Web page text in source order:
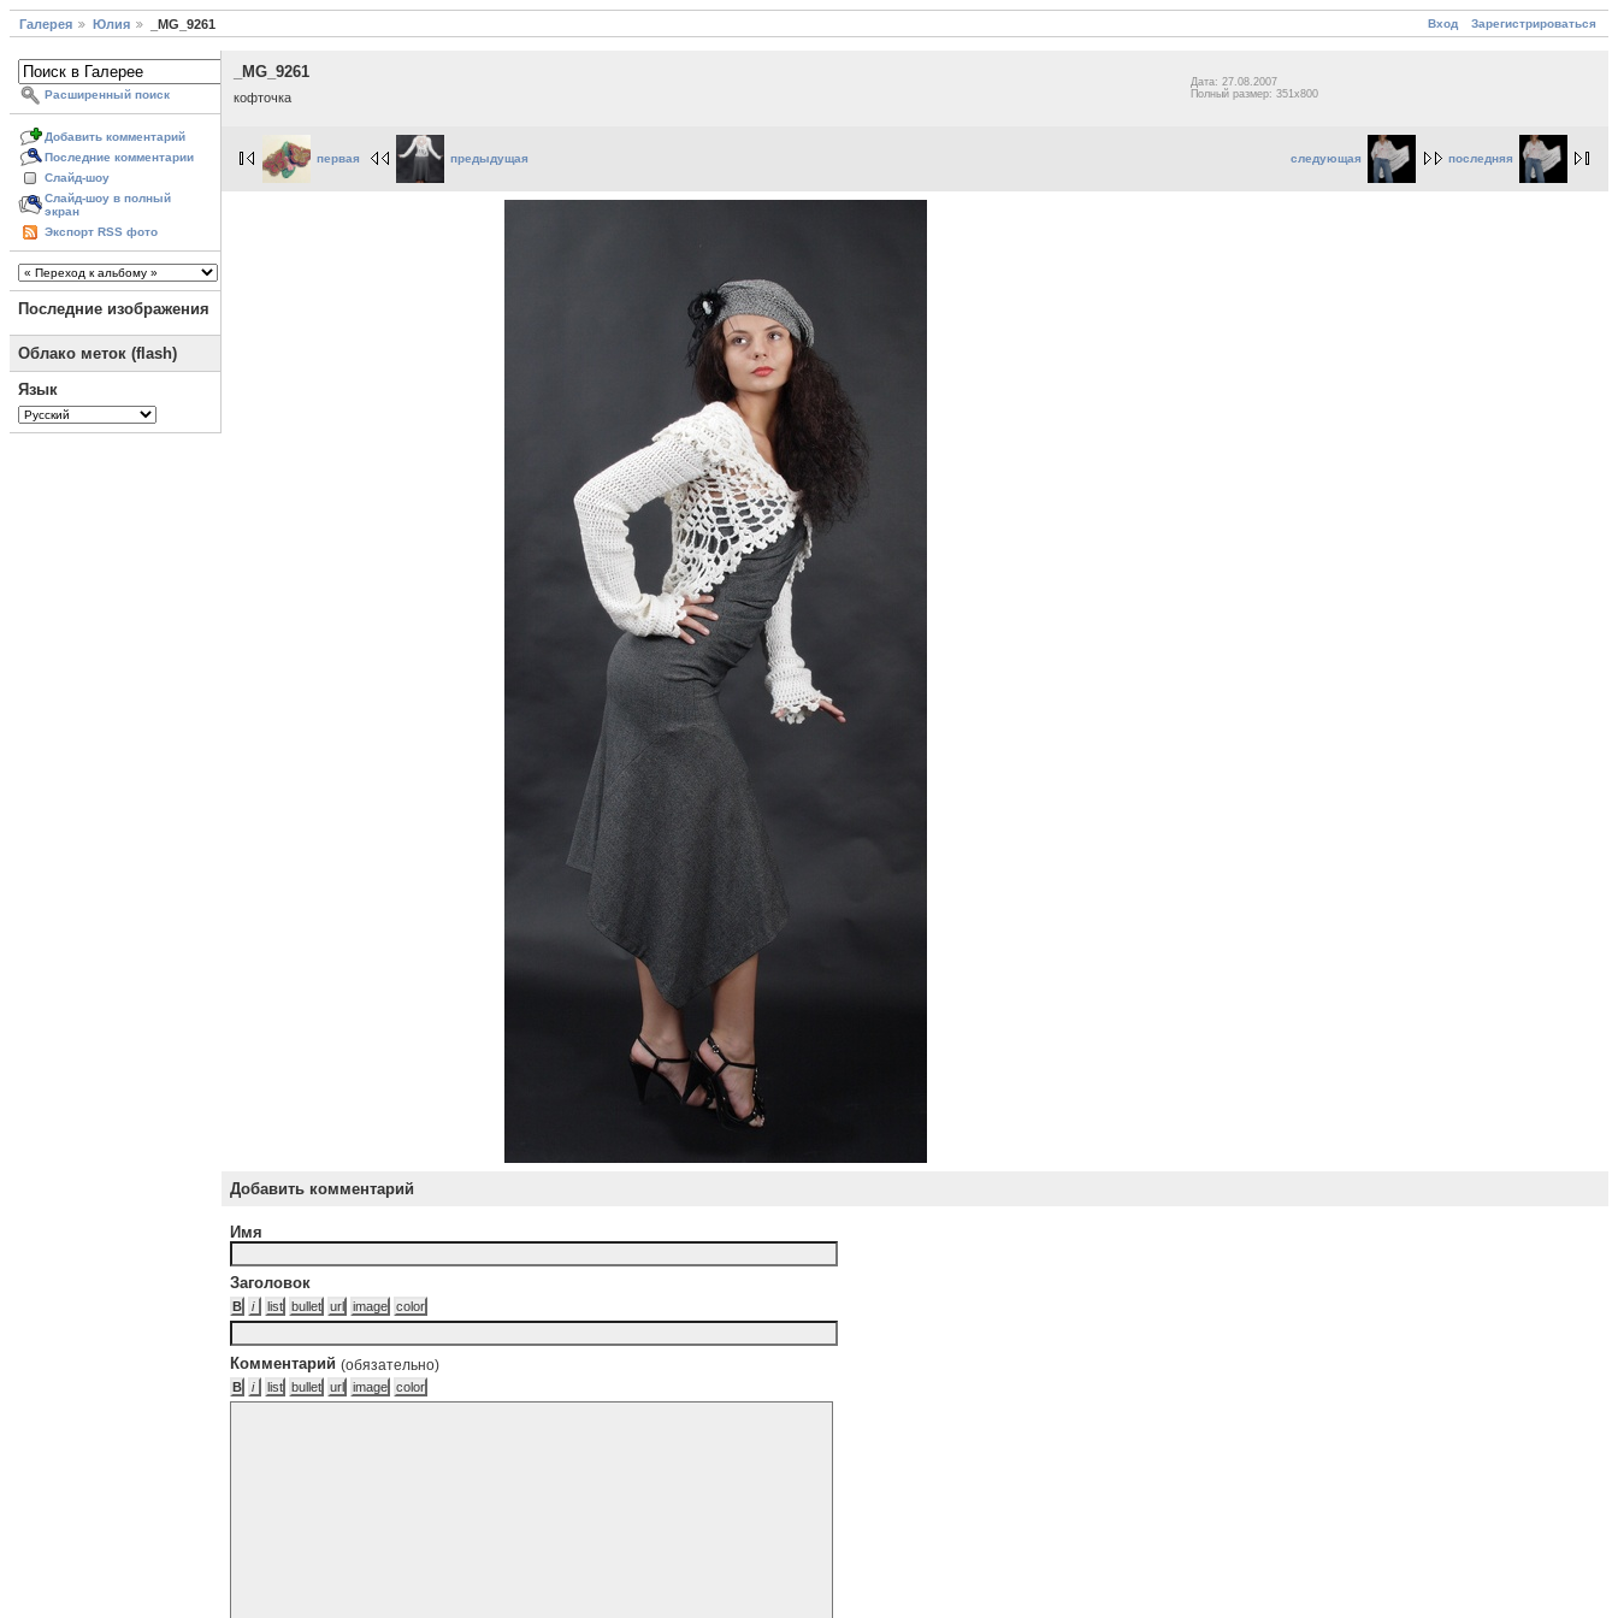
Вход Зарегистрироваться
Галерея Юлия _MG_9261
Расширенный поиск
Добавить комментарий
Последние комментарии
Слайд-шоу
Слайд-шоу в полный
экран
Экспорт RSS фото
Последние изображения
Облако меток (flash)
Язык
_MG_9261
кофточка
Дата: 27.08.2007
Полный размер: 351x800
следующая последняя
первая предыдущая
Добавить комментарий
Имя
Заголовок
Комментарий (обязательно)